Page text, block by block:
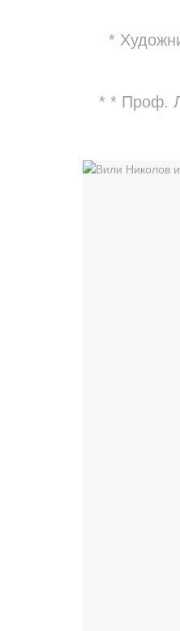
*
* * Проф.